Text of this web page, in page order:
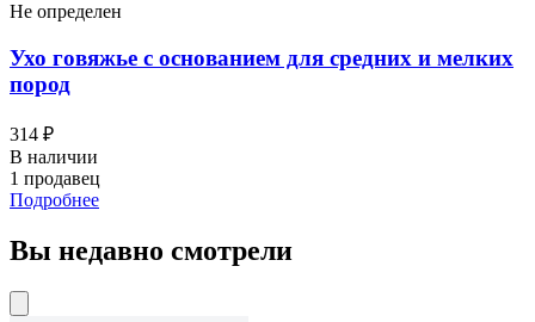
Не определен
Ухо говяжье с основанием для средних и мелких
пород
314 ₽
В наличии
1 продавец
Подробнее
Вы недавно смотрели